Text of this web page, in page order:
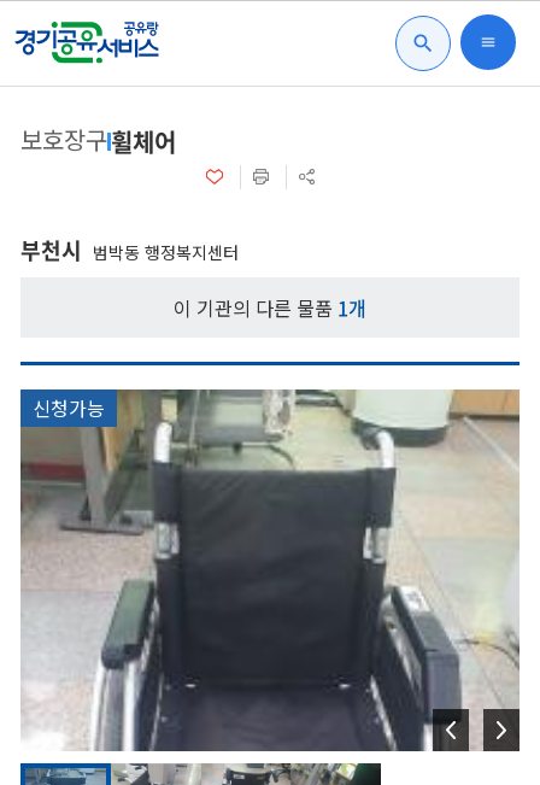
menu
search
보호장구휠체어
부천시 범박동 행정복지센터
이 기관의 다른 물품 1개
신청가능